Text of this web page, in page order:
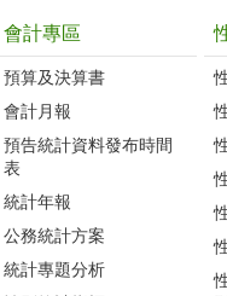
會計專區
預算及決算書
會計月報
預告統計資料發布時間
表
統計年報
公務統計方案
統計專題分析